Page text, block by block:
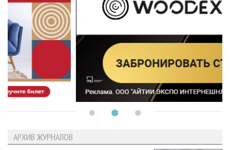
АРХИВ ЖУРНАЛОВ